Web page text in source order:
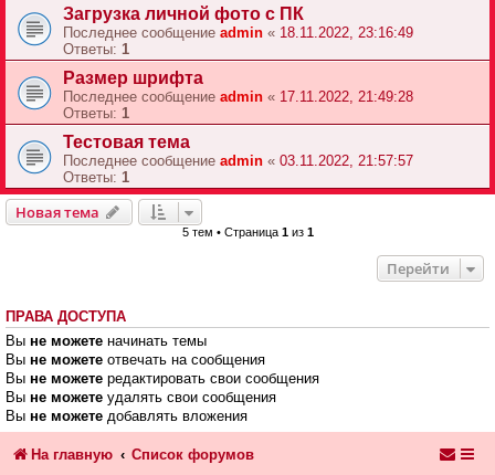
Загрузка личной фото с ПК
Последнее сообщение admin « 18.11.2022, 23:16:49
Ответы: 1
Размер шрифта
Последнее сообщение admin « 17.11.2022, 21:49:28
Ответы: 1
Тестовая тема
Последнее сообщение admin « 03.11.2022, 21:57:57
Ответы: 1
Новая тема
5 тем • Страница 1из 1
Перейти
ПРАВА ДОСТУПА
Вы не можете начинать темы
Вы не можете отвечать на сообщения
Вы не можете редактировать свои сообщения
Вы не можете удалять свои сообщения
Вы не можете добавлять вложения
На главную Список форумов